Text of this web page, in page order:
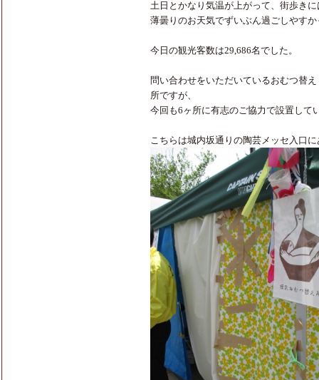
土日とかなり気温が上がって、街歩き
薄曇りのお天気でずいぶん過ごしやす
今日の観光客数は29,686名でした。
問い合わせをいただいているおむつ替
所ですが、
今回も6ヶ所に有志のご協力で設置して
こちらは城内坂通りの陶芸メッセ入口